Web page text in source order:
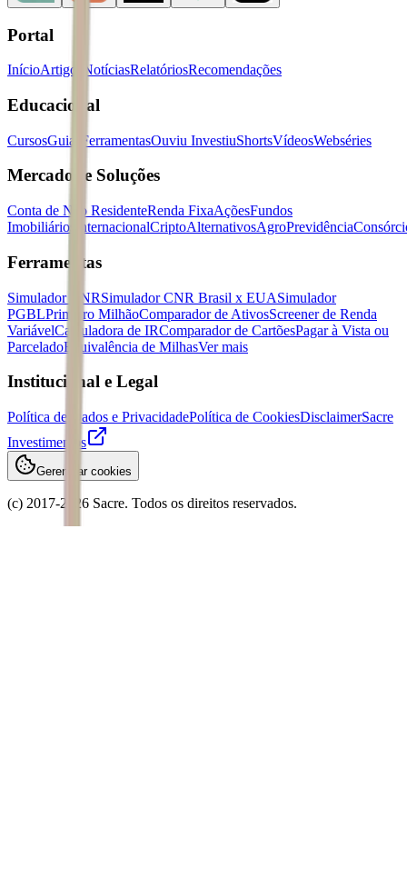
Portal
InícioArtigos NotíciasRelatóriosRecomendações
Educacional
CursosGuias FerramentasOuviu InvestiuShortsVídeosWebséries
Mercados e Soluções
Conta de Não ResidenteRenda FixaAçõesFundos
Imobiliários
InternacionalCriptoAlternativosAgroPrevidência
Ferramentas
Simulador CNRSimulador CNR Brasil x EUASimulador
PGBLPrimeiro MilhãoComparador de AtivosScreener de Renda
VariávelCalculadora de IRComparador de CartõesPagar à Vista ou
ParceladoEquivalência de MilhasVer mais
Institucional e Legal
Política de Dados e PrivacidadePolítica de CookiesDisclaimerSacre
Investimentos
Gerenciar cookies
(c) 2017-2026 Sacre. Todos os direitos reservados.